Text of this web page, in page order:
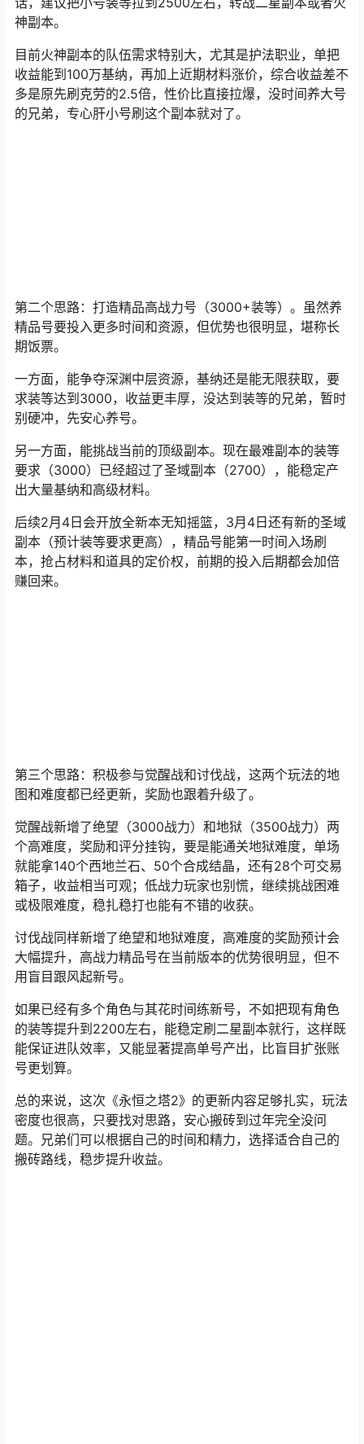
神副本。
目前火神副本的队伍需求特别大，尤其是护法职业，单把
收益能到100万基纳，再加上近期材料涨价，综合收益差不
多是原先刷克劳的2.5倍，性价比直接拉爆，没时间养大号
的兄弟，专心肝小号刷这个副本就对了。
第二个思路：打造精品高战力号（3000+装等）。虽然养
精品号要投入更多时间和资源，但优势也很明显，堪称长
期饭票。
一方面，能争夺深渊中层资源，基纳还是能无限获取，要
求装等达到3000，收益更丰厚，没达到装等的兄弟，暂时
别硬冲，先安心养号。
另一方面，能挑战当前的顶级副本。现在最难副本的装等
要求（3000）已经超过了圣域副本（2700），能稳定产
出大量基纳和高级材料。
后续2月4日会开放全新本无知摇篮，3月4日还有新的圣域
副本（预计装等要求更高），精品号能第一时间入场刷
本，抢占材料和道具的定价权，前期的投入后期都会加倍
赚回来。
第三个思路：积极参与觉醒战和讨伐战，这两个玩法的地
图和难度都已经更新，奖励也跟着升级了。
觉醒战新增了绝望（3000战力）和地狱（3500战力）两
个高难度，奖励和评分挂钩，要是能通关地狱难度，单场
就能拿140个西地兰石、50个合成结晶，还有28个可交易
箱子，收益相当可观；低战力玩家也别慌，继续挑战困难
或极限难度，稳扎稳打也能有不错的收获。
讨伐战同样新增了绝望和地狱难度，高难度的奖励预计会
大幅提升，高战力精品号在当前版本的优势很明显，但不
用盲目跟风起新号。
如果已经有多个角色与其花时间练新号，不如把现有角色
的装等提升到2200左右，能稳定刷二星副本就行，这样既
能保证进队效率，又能显著提高单号产出，比盲目扩张账
号更划算。
总的来说，这次《永恒之塔2》的更新内容足够扎实，玩法
密度也很高，只要找对思路，安心搬砖到过年完全没问
题。兄弟们可以根据自己的时间和精力，选择适合自己的
搬砖路线，稳步提升收益。